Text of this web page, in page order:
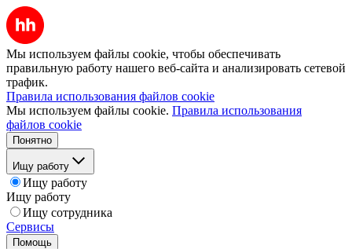
Мы используем файлы cookie, чтобы обеспечивать
правильную работу нашего веб-сайта и анализировать сетевой
трафик.
Правила использования файлов cookie
Мы используем файлы cookie. Правила использования
файлов cookie
Понятно
Ищу работу
Ищу работу
Ищу работу
Ищу сотрудника
Сервисы
Помощь